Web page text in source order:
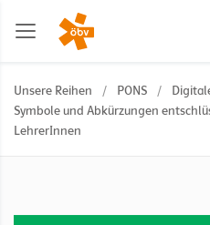
Unsere Reihen / PONS /
Symbole und Abkürzungen
LehrerInnen